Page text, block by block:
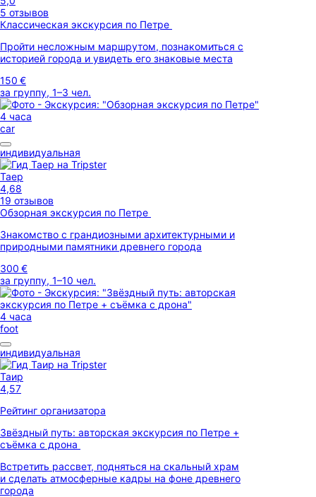
5 отзывов
Классическая экскурсия по Петре
Пройти несложным маршрутом, познакомиться с
историей города и увидеть его знаковые места
150 €
за группу, 1–3 чел.
4 часа
car
индивидуальная
Таер
4,68
19 отзывов
Обзорная экскурсия по Петре
Знакомство с грандиозными архитектурными и
природными памятники древнего города
300 €
за группу, 1–10 чел.
4 часа
foot
индивидуальная
Таир
4,57
Рейтинг организатора
Звёздный путь: авторская экскурсия по Петре +
съёмка с дрона
Встретить рассвет, подняться на скальный храм
и сделать атмосферные кадры на фоне древнего
города